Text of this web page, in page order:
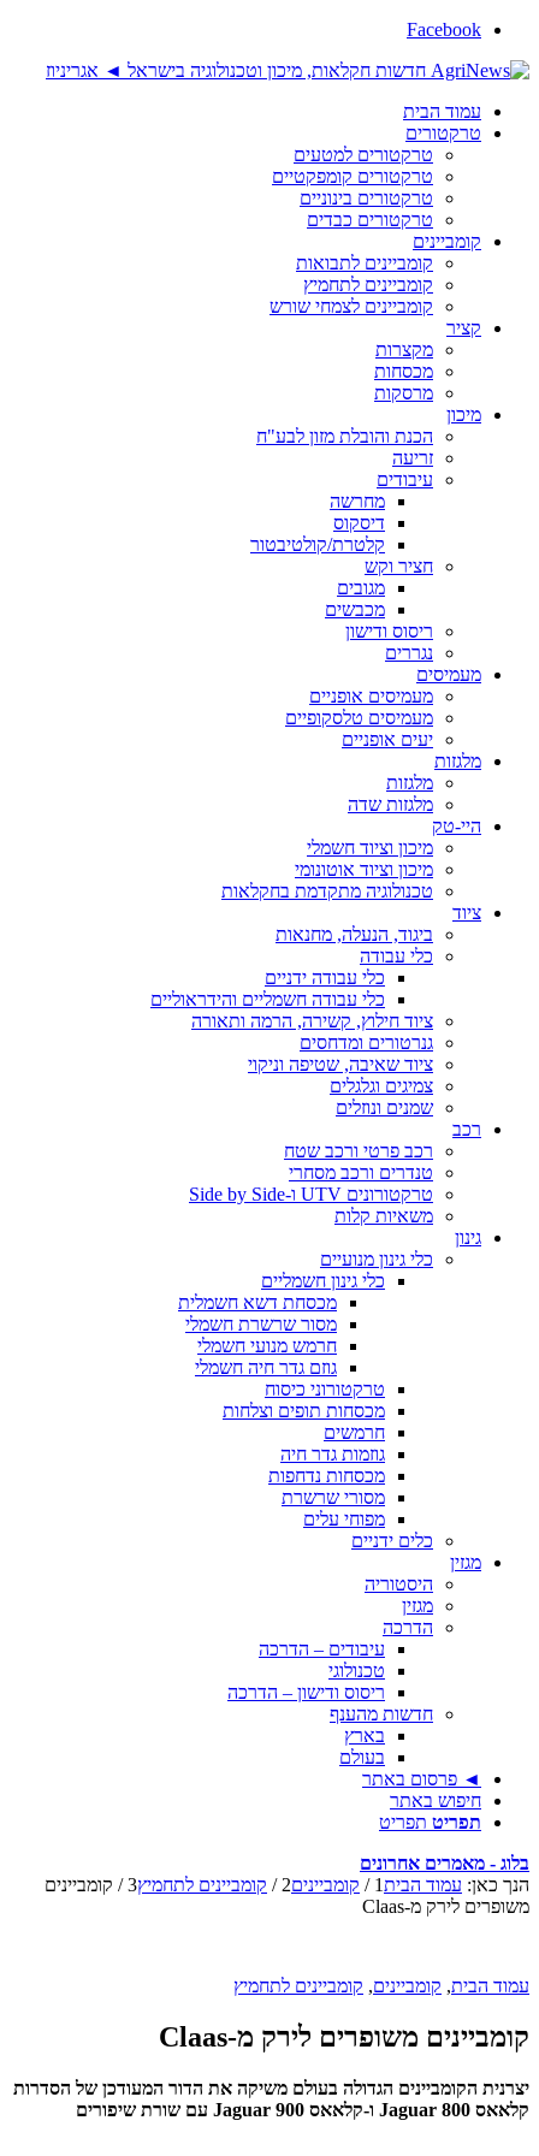
Facebook
עמוד הבית
טרקטורים
טרקטורים למטעים
טרקטורים קומפקטיים
טרקטורים בינוניים
טרקטורים כבדים
קומביינים
קומביינים לתבואות
קומביינים לתחמיץ
קומביינים לצמחי שורש
קציר
מקצרות
מכסחות
מרסקות
מיכון
הכנת והובלת מזון לבע"ח
זריעה
עיבודים
מחרשה
דיסקוס
קלטרת/קולטיבטור
חציר וקש
מגובים
מכבשים
ריסוס ודישון
נגררים
מעמיסים
מעמיסים אופניים
מעמיסים טלסקופיים
יעים אופניים
מלגזות
מלגזות
מלגזות שדה
היי-טק
מיכון וציוד חשמלי
מיכון וציוד אוטונומי
טכנולוגיה מתקדמת בחקלאות
ציוד
ביגוד, הנעלה, מחנאות
כלי עבודה
כלי עבודה ידניים
כלי עבודה חשמליים והידראוליים
ציוד חילוץ, קשירה, הרמה ותאורה
גנרטורים ומדחסים
ציוד שאיבה, שטיפה וניקוי
צמיגים וגלגלים
שמנים ונוזלים
רכב
רכב פרטי ורכב שטח
טנדרים ורכב מסחרי
טרקטורונים UTV ו-Side by Side
משאיות קלות
גינון
כלי גינון מנועיים
כלי גינון חשמליים
מכסחת דשא חשמלית
מסור שרשרת חשמלי
חרמש מנועי חשמלי
גוזם גדר חיה חשמלי
טרקטורוני כיסוח
מכסחות תופים וצלחות
חרמשים
גוזמות גדר חיה
מכסחות נדחפות
מסורי שרשרת
מפוחי עלים
כלים ידניים
מגזין
היסטוריה
מגזין
הדרכה
עיבודים – הדרכה
טכנולוגי
ריסוס ודישון – הדרכה
חדשות מהענף
בארץ
בעולם
◄ פרסום באתר
חיפוש באתר
תפריט תפריט
בלוג - מאמרים אחרונים
הנך כאן: עמוד הבית1
/ קומביינים2
/ קומביינים לתחמיץ3
/ קומביינים
משופרים לירק מ-Claas
עמוד הבית, קומביינים, קומביינים לתחמיץ
קומביינים משופרים לירק מ-Claas
יצרנית הקומביינים הגדולה בעולם משיקה את הדור המעודכן של הסדרות
קלאאס Jaguar 800 ו-קלאאס Jaguar 900 עם שורת שיפורים